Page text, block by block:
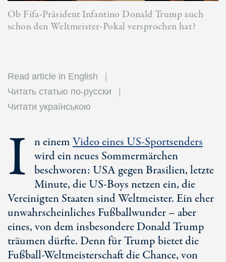
Ob Fifa-Präsident Infantino Donald Trump auch
schon den Weltmeister-Pokal versprochen hat?
Read article in English
Читать статью по-русски
Читати українською
I n einemVideo eines US-Sportsenders
wird ein neues Sommermärchen
beschworen: USA gegen Brasilien, letzte
Minute, die US-Boys netzen ein, die
Vereinigten Staaten sind Weltmeister. Ein eher
unwahrscheinliches Fußballwunder – aber
eines, von dem insbesondere Donald Trump
träumen dürfte. Denn für Trump bietet die
Fußball-Weltmeisterschaft die Chance, von